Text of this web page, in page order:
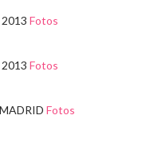
Fotos
2013 Fotos
Fotos